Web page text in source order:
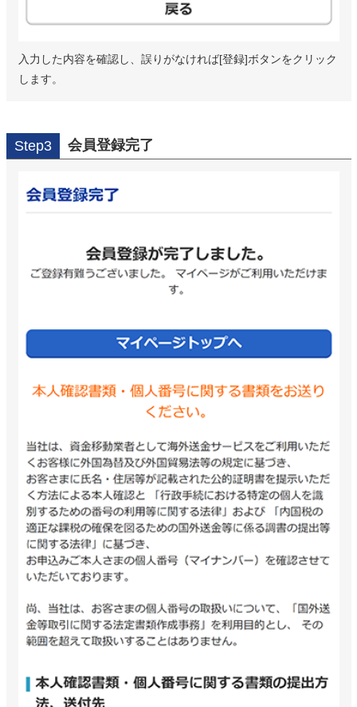
入力した内容を確認し、誤りがなければ[登録]ボタンをクリック
します。
Step3 会員登録完了